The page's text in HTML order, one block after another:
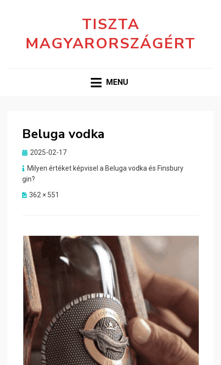
TISZTA
MAGYARORSZÁGÉRT
MENU
Beluga vodka
Posted
2025-02-17
Milyen értéket képvisel a Beluga vodka és Finsbury
gin?
362 × 551